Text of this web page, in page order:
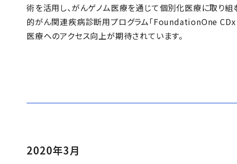
術を活用し、がんゲノム医療を通じて個別化医療に取り
的がん関連疾病診断用プログラム「FoundationOne CDx
医療へのアクセス向上が期待されています。
2020年3月